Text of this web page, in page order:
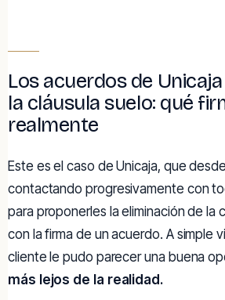
Los acuerdos de
la cláusula suelo: qué
realmente
Este es el caso de Unicaja, que
contactando progresivamente con
para proponerles la eliminación de la
con la firma de un acuerdo. A simple
cliente le pudo parecer una buena
más lejos de la realidad.